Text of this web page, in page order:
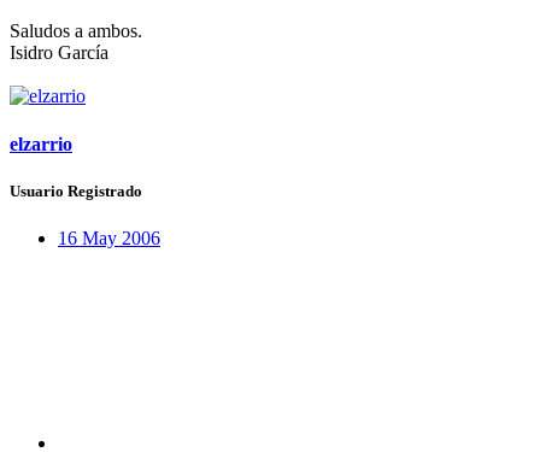
Saludos a ambos.
Isidro García
elzarrio
Usuario Registrado
16 May 2006